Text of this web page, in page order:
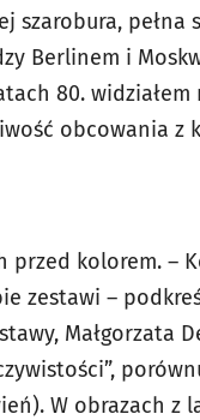
szarobura,
Berlinem i
80.
obcowania
kolorem. –
zestawi –
Małgorzata
W obrazach z